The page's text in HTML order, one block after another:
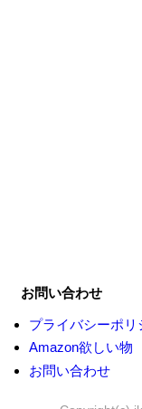
お問い合わせ
プライバシーポリ
Amazon欲しい物
お問い合わせ